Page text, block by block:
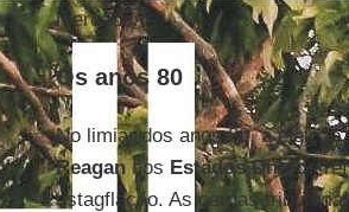
mercado.
Os anos 80
No limiar dos anos 80, a eleição
Reagannos Estados Unidos
estagflação. As cargas